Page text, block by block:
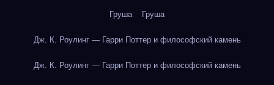
Груша Груша
Дж. К. Роулинг — Гарри Поттер и философский камень
Дж. К. Роулинг — Гарри Поттер и философский камень